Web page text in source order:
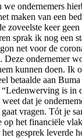
we ondernemers
maken van een
zoveelste keer
sprak ik nog een
net voor de
Deze ondernemer
kunnen doen. Ik
betaalde aan
is in
dat je
vragen. Tót je
op het financiële
gesprek leverde